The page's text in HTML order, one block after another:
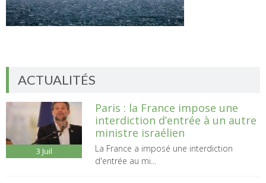
ACTUALITÉS
3 Juil
Paris : la France impose une
interdiction d’entrée à un autre
ministre israélien
La France a imposé une interdiction
d'entrée au mi...